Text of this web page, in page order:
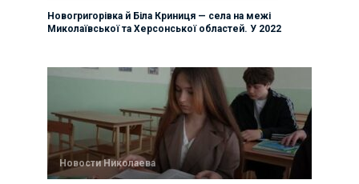
Новогригорівка й Біла Криниця — села на межі
Миколаївської та Херсонської областей. У 2022
Новости Николаева